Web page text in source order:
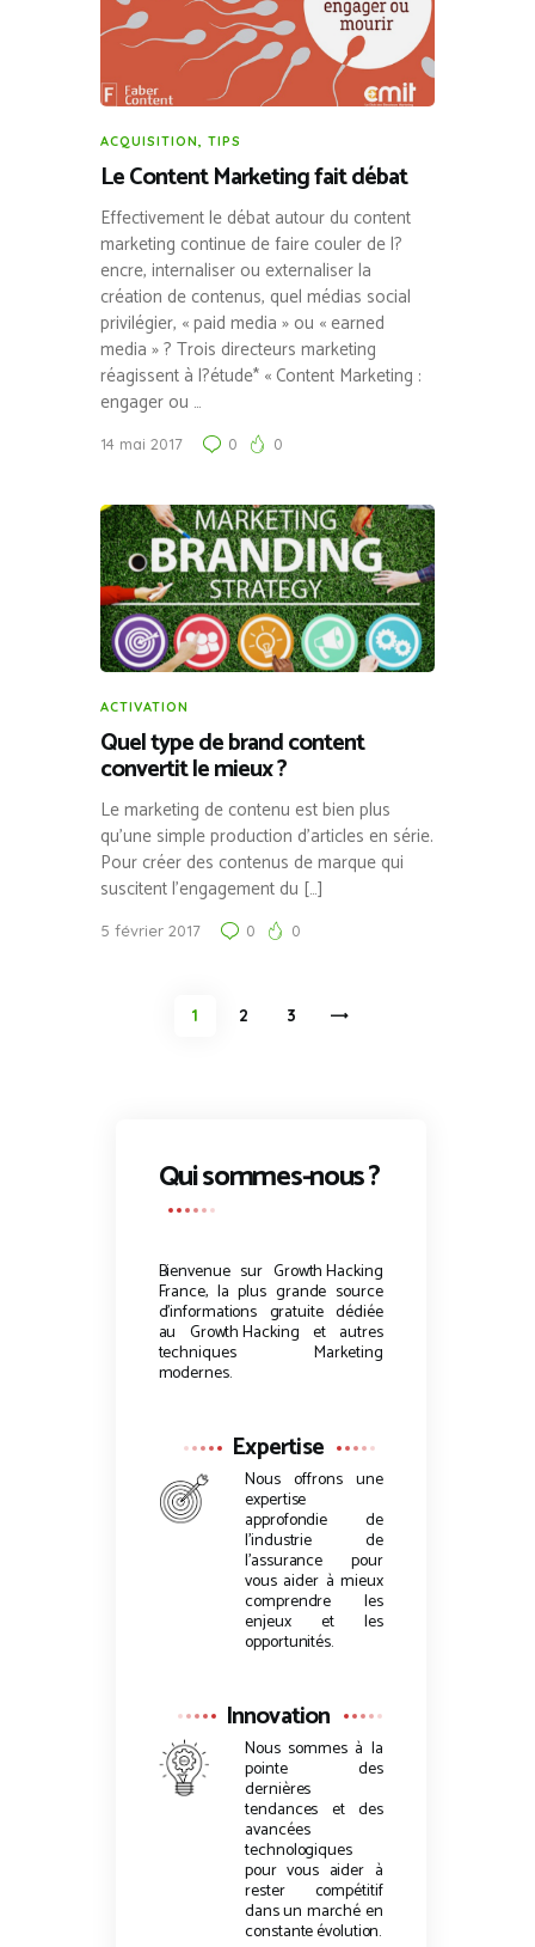
ACQUISITION, TIPS
Le Content Marketing fait débat
Effectivement le débat autour du content
marketing continue de faire couler de l?
encre, internaliser ou externaliser la
création de contenus, quel médias social
privilégier, « paid media » ou « earned
media » ? Trois directeurs marketing
réagissent à l?étude* « Content Marketing :
engager ou …
14 mai 2017 0 0
ACTIVATION
Quel type de brand content
convertit le mieux ?
Le marketing de contenu est bien plus
qu’une simple production d’articles en série.
Pour créer des contenus de marque qui
suscitent l’engagement du […]
5 février 2017 0 0
PaginationPAGE
1 PAGE
2 PAGE
3
Qui sommes-nous ?
Bienvenue sur Growth Hacking
France, la plus grande source
d’informations gratuite dédiée
au Growth Hacking et autres
techniques Marketing
modernes.
Expertise
Nous offrons une
expertise
approfondie de
l’industrie de
l’assurance pour
vous aider à mieux
comprendre les
enjeux et les
opportunités.
Innovation
Nous sommes à la
pointe des
dernières
tendances et des
avancées
technologiques
pour vous aider à
rester compétitif
dans un marché en
constante évolution.